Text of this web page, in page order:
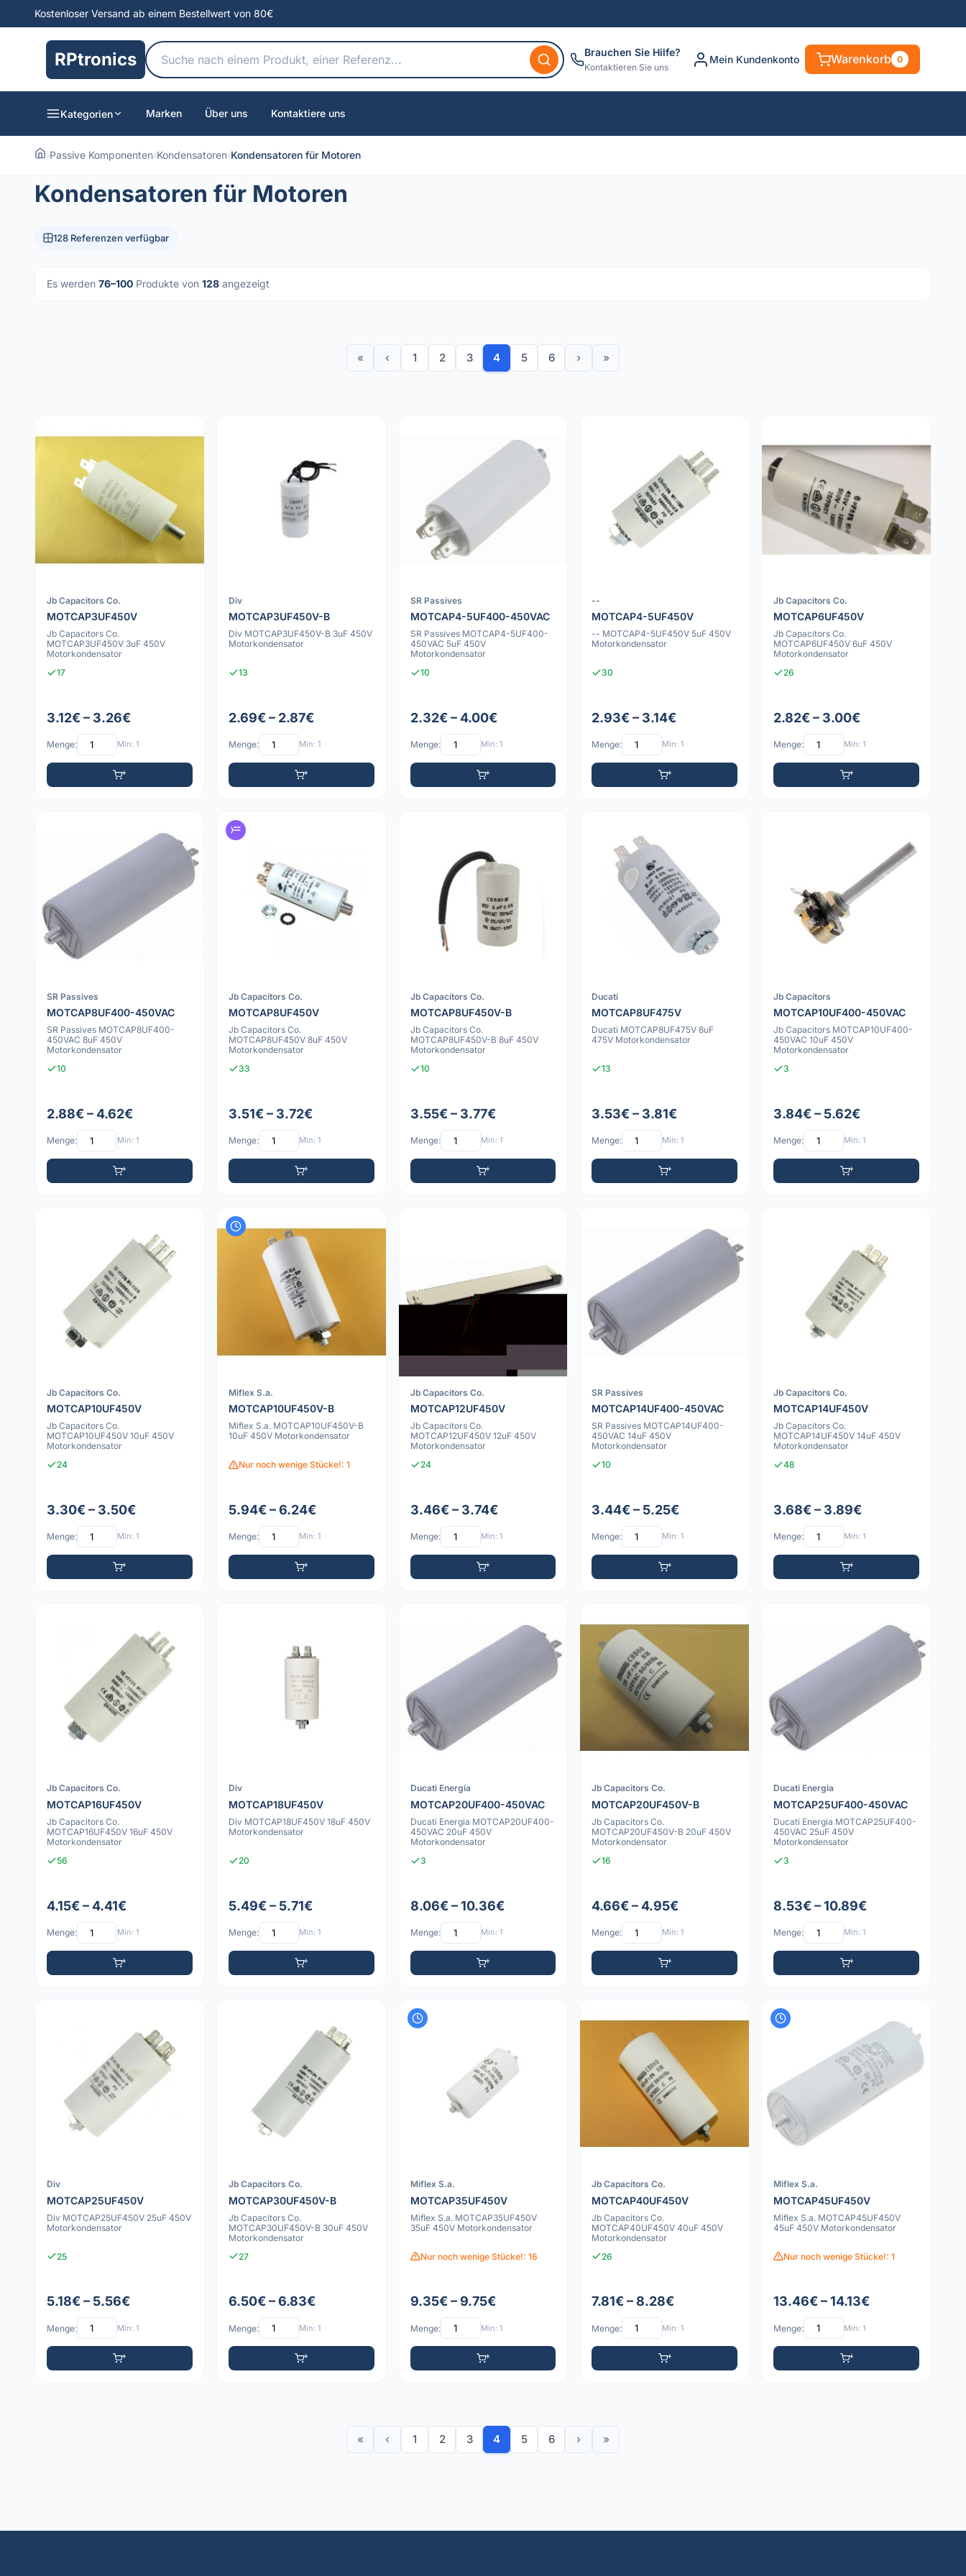
Kostenloser Versand ab einem Bestellwert von 80€
RPtronics Brauchen Sie Hilfe?
Kontaktieren Sie uns
Mein Kundenkonto Warenkorb 0
Kategorien Marken Über uns Kontaktiere uns
›Passive Komponenten›Kondensatoren›Kondensatoren für Motoren
Kondensatoren für Motoren
128 Referenzen verfügbar
Es werden 76–100 Produkte von 128 angezeigt
« ‹ 1 2 3 4 5 6 › »
Jb Capacitors Co.
MOTCAP3UF450V
Jb Capacitors Co.
MOTCAP3UF450V 3uF 450V
Motorkondensator
17
3.12€ – 3.26€
Menge: Min: 1
Div
MOTCAP3UF450V-B
Div MOTCAP3UF450V-B 3uF 450V
Motorkondensator
13
2.69€ – 2.87€
Menge: Min: 1
SR Passives
MOTCAP4-5UF400-450VAC
SR Passives MOTCAP4-5UF400-
450VAC 5uF 450V
Motorkondensator
10
2.32€ – 4.00€
Menge: Min: 1
--
MOTCAP4-5UF450V
-- MOTCAP4-5UF450V 5uF 450V
Motorkondensator
30
2.93€ – 3.14€
Menge: Min: 1
Jb Capacitors Co.
MOTCAP6UF450V
Jb Capacitors Co.
MOTCAP6UF450V 6uF 450V
Motorkondensator
26
2.82€ – 3.00€
Menge: Min: 1
SR Passives
MOTCAP8UF400-450VAC
SR Passives MOTCAP8UF400-
450VAC 8uF 450V
Motorkondensator
10
2.88€ – 4.62€
Menge: Min: 1
Jb Capacitors Co.
MOTCAP8UF450V
Jb Capacitors Co.
MOTCAP8UF450V 8uF 450V
Motorkondensator
33
3.51€ – 3.72€
Menge: Min: 1
Jb Capacitors Co.
MOTCAP8UF450V-B
Jb Capacitors Co.
MOTCAP8UF450V-B 8uF 450V
Motorkondensator
10
3.55€ – 3.77€
Menge: Min: 1
Ducati
MOTCAP8UF475V
Ducati MOTCAP8UF475V 8uF
475V Motorkondensator
13
3.53€ – 3.81€
Menge: Min: 1
Jb Capacitors
MOTCAP10UF400-450VAC
Jb Capacitors MOTCAP10UF400-
450VAC 10uF 450V
Motorkondensator
3
3.84€ – 5.62€
Menge: Min: 1
Jb Capacitors Co.
MOTCAP10UF450V
Jb Capacitors Co.
MOTCAP10UF450V 10uF 450V
Motorkondensator
24
3.30€ – 3.50€
Menge: Min: 1
Miflex S.a.
MOTCAP10UF450V-B
Miflex S.a. MOTCAP10UF450V-B
10uF 450V Motorkondensator
Nur noch wenige Stücke!: 1
5.94€ – 6.24€
Menge: Min: 1
Jb Capacitors Co.
MOTCAP12UF450V
Jb Capacitors Co.
MOTCAP12UF450V 12uF 450V
Motorkondensator
24
3.46€ – 3.74€
Menge: Min: 1
SR Passives
MOTCAP14UF400-450VAC
SR Passives MOTCAP14UF400-
450VAC 14uF 450V
Motorkondensator
10
3.44€ – 5.25€
Menge: Min: 1
Jb Capacitors Co.
MOTCAP14UF450V
Jb Capacitors Co.
MOTCAP14UF450V 14uF 450V
Motorkondensator
48
3.68€ – 3.89€
Menge: Min: 1
Jb Capacitors Co.
MOTCAP16UF450V
Jb Capacitors Co.
MOTCAP16UF450V 16uF 450V
Motorkondensator
56
4.15€ – 4.41€
Menge: Min: 1
Div
MOTCAP18UF450V
Div MOTCAP18UF450V 18uF 450V
Motorkondensator
20
5.49€ – 5.71€
Menge: Min: 1
Ducati Energia
MOTCAP20UF400-450VAC
Ducati Energia MOTCAP20UF400-
450VAC 20uF 450V
Motorkondensator
3
8.06€ – 10.36€
Menge: Min: 1
Jb Capacitors Co.
MOTCAP20UF450V-B
Jb Capacitors Co.
MOTCAP20UF450V-B 20uF 450V
Motorkondensator
16
4.66€ – 4.95€
Menge: Min: 1
Ducati Energia
MOTCAP25UF400-450VAC
Ducati Energia MOTCAP25UF400-
450VAC 25uF 450V
Motorkondensator
3
8.53€ – 10.89€
Menge: Min: 1
Div
MOTCAP25UF450V
Div MOTCAP25UF450V 25uF 450V
Motorkondensator
25
5.18€ – 5.56€
Menge: Min: 1
Jb Capacitors Co.
MOTCAP30UF450V-B
Jb Capacitors Co.
MOTCAP30UF450V-B 30uF 450V
Motorkondensator
27
6.50€ – 6.83€
Menge: Min: 1
Miflex S.a.
MOTCAP35UF450V
Miflex S.a. MOTCAP35UF450V
35uF 450V Motorkondensator
Nur noch wenige Stücke!: 16
9.35€ – 9.75€
Menge: Min: 1
Jb Capacitors Co.
MOTCAP40UF450V
Jb Capacitors Co.
MOTCAP40UF450V 40uF 450V
Motorkondensator
26
7.81€ – 8.28€
Menge: Min: 1
Miflex S.a.
MOTCAP45UF450V
Miflex S.a. MOTCAP45UF450V
45uF 450V Motorkondensator
Nur noch wenige Stücke!: 1
13.46€ – 14.13€
Menge: Min: 1
« ‹ 1 2 3 4 5 6 › »